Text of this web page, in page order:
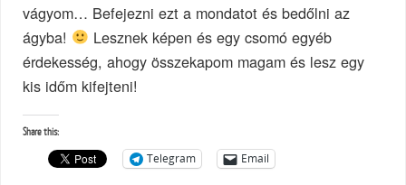
vágyom… Befejezni ezt a mondatot és bedőlni az
ágyba!
Lesznek képen és egy csomó egyéb
érdekesség, ahogy összekapom magam és lesz egy
kis időm kifejteni!
Share this:
Telegram Email